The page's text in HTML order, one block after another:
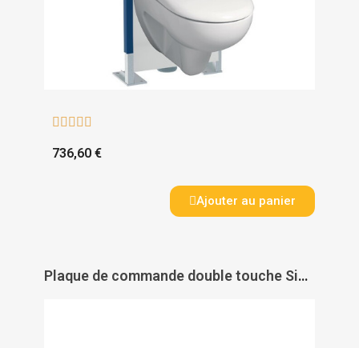
    
736,60 €
Ajouter au panier
Plaque de commande double touche Sigma 50 - GEBERIT